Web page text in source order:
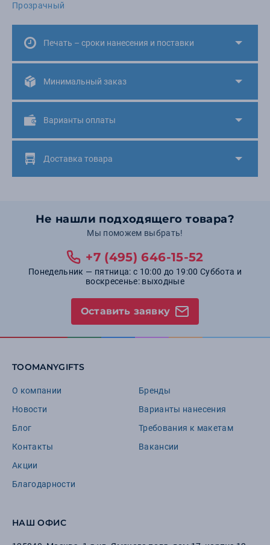
Прозрачный
Печать – сроки нанесения и поставки
Минимальный заказ
Варианты оплаты
Доставка товара
Не нашли подходящего товара?
Мы поможем выбрать!
+7 (495) 646-15-52
Понедельник — пятница: с 10:00 до 19:00 Суббота и
воскресенье: выходные
Оставить заявку
TOOMANYGIFTS
О компании
Новости
Блог
Контакты
Акции
Благодарности
Бренды
Варианты нанесения
Требования к макетам
Вакансии
НАШ ОФИС